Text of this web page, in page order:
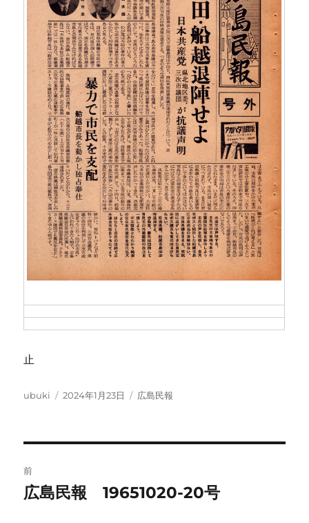
止
投
ubuki
投
2024年1月23日
カ
広島民報
稿
前
前
広島民報 19651020-20号